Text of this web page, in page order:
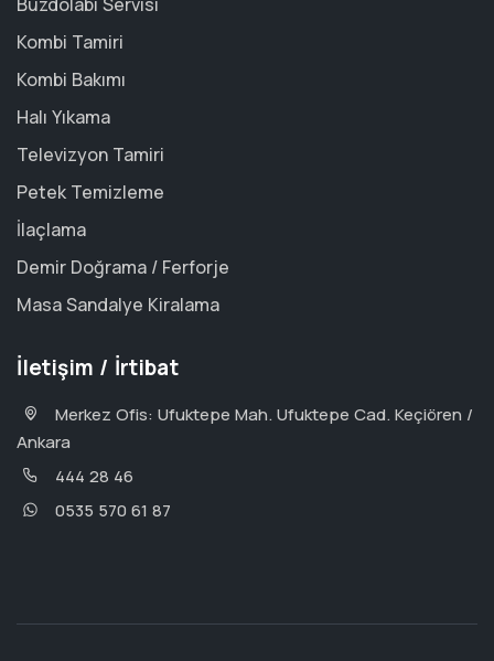
Kombi Tamiri
Kombi Bakımı
Halı Yıkama
Televizyon Tamiri
Petek Temizleme
İlaçlama
Demir Doğrama / Ferforje
Masa Sandalye Kiralama
İletişim / İrtibat
Merkez Ofis: Ufuktepe Mah. Ufuktepe Cad. Keçiören /
Ankara
444 28 46
0535 570 61 87